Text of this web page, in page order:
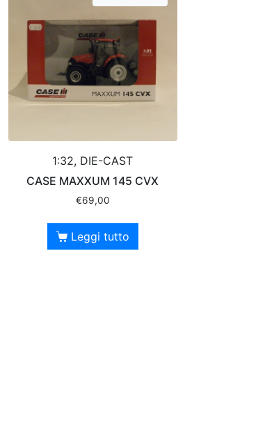
1:32, DIE-CAST
CASE MAXXUM 145 CVX
€69,00
Leggi tutto